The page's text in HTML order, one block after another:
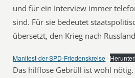
und für ein Interview immer
sind. Für sie bedeutet
übersetzt, den Krieg nach
Manifest-der-SPD-Friedenskreise
Das hilflose Gebrüll ist wohl